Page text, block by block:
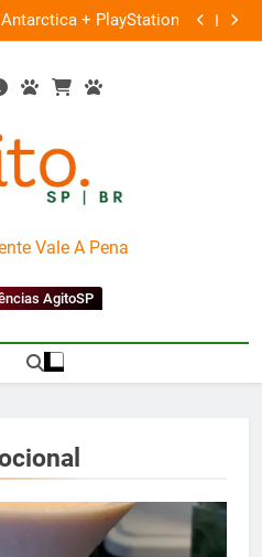
PlayStation Ocupação gratuita
Vale A Pena
AgitoSP